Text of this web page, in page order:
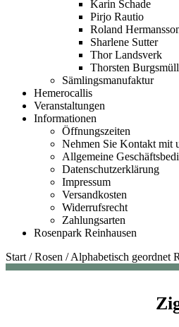
Karin Schade
Pirjo Rautio
Roland
Sharlene Sutter
Thor Landsverk
Thorsten
Sämlingsmanufaktur
Hemerocallis
Veranstaltungen
Informationen
Öffnungszeiten
Nehmen Sie Kontakt mit
Allgemeine
Datenschutzerklärung
Impressum
Versandkosten
Widerrufsrecht
Zahlungsarten
Rosenpark Reinhausen
Start /Rosen /Alphabetisch geordnet